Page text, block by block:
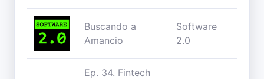
Buscando a
Amancio
Software
2.0
Ep. 34. Fintech